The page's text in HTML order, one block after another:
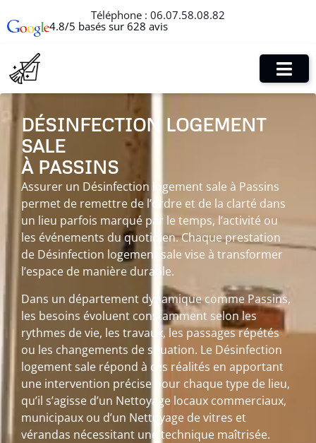
Téléphone : 06.07.58.08.82
4.8/5 basés sur 628 avis
DÉSINFECTION LOGEMENT
SALE
À PASSINS
Assurer un Désinfection logement sale à Passins
permet de remettre de l’ordre et de la clarté dans
un lieu parfois marqué par le temps, l’activité ou
les événements du quotidien. Chaque prestation
de Désinfection logement sale vise à transformer
l’espace de manière durable.
Dans un département dynamique comme Passins,
les besoins évoluent constamment selon les
rythmes de vie, les travaux, les passages répétés
ou les changements de situation. Le Désinfection
logement sale répond à ces réalités en apportant
une intervention précise pour chaque type de lieu,
qu’il s’agisse d’un Nettoyage locaux commerciaux,
municipaux ou d’un Nettoyage de vitres et
vérandas nécessitant une technique maîtrisée.